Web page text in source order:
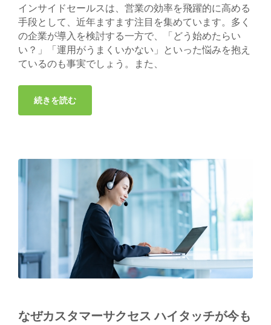
インサイドセールスは、営業の効率を飛躍的に高める
手段として、近年ますます注目を集めています。多く
の企業が導入を検討する一方で、「どう始めたらい
い？」「運用がうまくいかない」といった悩みを抱え
ているのも事実でしょう。また、
なぜカスタマーサクセス ハイタッチが今も